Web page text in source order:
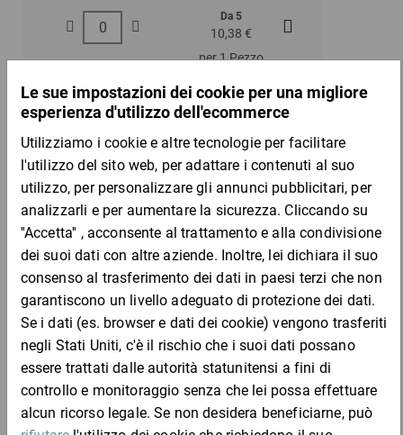
Da 5
10,38 €
per 1 Pezzo
DESCRIZIONE DEL PRODOTTO
Ideali per lo stoccaggio di lungo periodo, per trasportatori a
catena, rulliere, scaffali inclinati e per il rapido accesso a
materiali di vario genere, ricambi, minuteria, ecc...
Vantaggi:
possibilità di impilaggio sicuro
fondo con nervature di rinforzo
grazie alla qualità industriale sono duraturi e resistenti
Materiale:
polietilene (PE), resistente a sbalzi di temperatura e a acidi, oli
e soluzioni alcaline principali
5 anni di garanzia del fabbricante
Completa l'ordine con: